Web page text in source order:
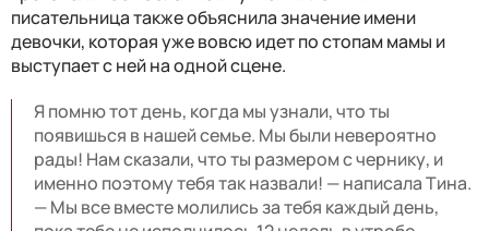
писательница также объяснила значение имени
девочки, которая уже вовсю идет по стопам мамы и
выступает с ней на одной сцене.
Я помню тот день, когда мы узнали, что ты
появишься в нашей семье. Мы были невероятно
рады! Нам сказали, что ты размером с чернику, и
именно поэтому тебя так назвали! — написала Тина.
— Мы все вместе молились за тебя каждый день,